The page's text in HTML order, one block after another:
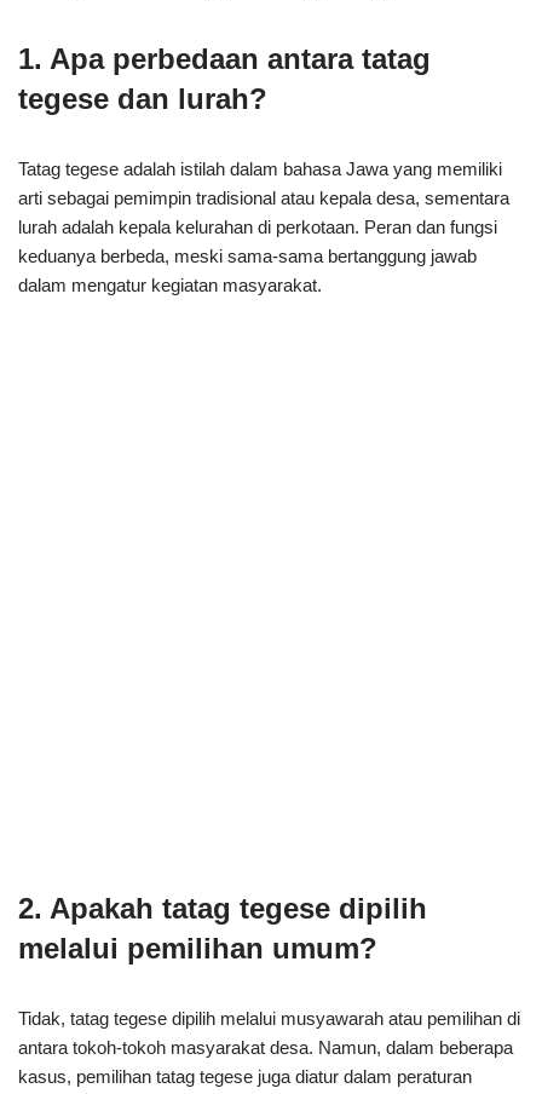
1. Apa perbedaan antara tatag
tegese dan lurah?
Tatag tegese adalah istilah dalam bahasa Jawa yang memiliki
arti sebagai pemimpin tradisional atau kepala desa, sementara
lurah adalah kepala kelurahan di perkotaan. Peran dan fungsi
keduanya berbeda, meski sama-sama bertanggung jawab
dalam mengatur kegiatan masyarakat.
2. Apakah tatag tegese dipilih
melalui pemilihan umum?
Tidak, tatag tegese dipilih melalui musyawarah atau pemilihan di
antara tokoh-tokoh masyarakat desa. Namun, dalam beberapa
kasus, pemilihan tatag tegese juga diatur dalam peraturan